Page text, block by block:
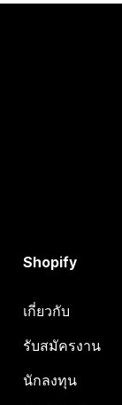
Shopify
เกี่ยวกับ
รับสมัครงาน
นักลงทุน